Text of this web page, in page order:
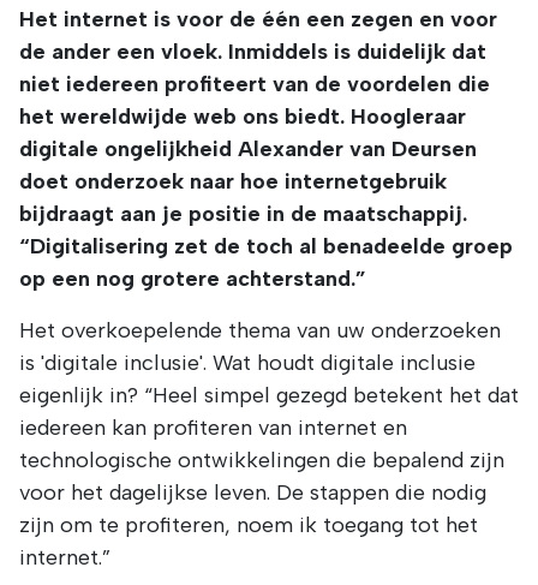
Het internet is voor de één een zegen en voor
de ander een vloek. Inmiddels is duidelijk dat
niet iedereen profiteert van de voordelen die
het wereldwijde web ons biedt. Hoogleraar
digitale ongelijkheid Alexander van Deursen
doet onderzoek naar hoe internetgebruik
bijdraagt aan je positie in de maatschappij.
“Digitalisering zet de toch al benadeelde groep
op een nog grotere achterstand.”
Het overkoepelende thema van uw onderzoeken
is 'digitale inclusie'. Wat houdt digitale inclusie
eigenlijk in? “Heel simpel gezegd betekent het dat
iedereen kan profiteren van internet en
technologische ontwikkelingen die bepalend zijn
voor het dagelijkse leven. De stappen die nodig
zijn om te profiteren, noem ik toegang tot het
internet.”